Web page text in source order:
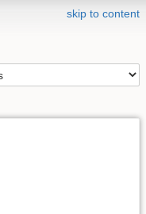
skip to content